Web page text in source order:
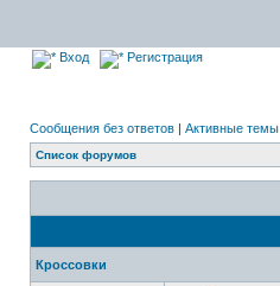
Вход Регистрация
Сообщения без ответов | Активные темы
Список форумов
Кроссовки